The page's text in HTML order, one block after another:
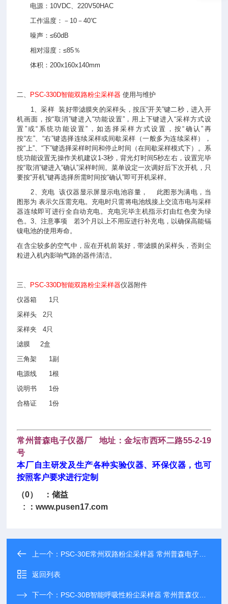
电源：10VDC、220V50HAC
工作温度：－10－40℃
噪声：≤60dB
相对湿度：≤85％
体积：200x160x140mm
二、 PSC-330D智能双路粉尘采样器使用与维护
1、采样 装好带滤膜夹的采样头，按压“开关”键二秒，进入开
机画面，按“取消”键进入“功能设置”，用上下键进入“采样方式设
置”或“系统功能设置”，如选择采样方式设置，按“确认”再
按“左”、“右”键选择连续采样或间歇采样（一般多为连续采样），
按“上”、“下”键选择采样时间和停止时间（在间歇采样模式下）。系
统功能设置无操作关机建议1-3秒，背光灯时间5秒左右，设置完毕
按“取消”键进入“确认”采样时间。菜单设定一次调好后下次开机，只
要按“开机”键再选择所需时间按“确认”即可开机采样。
2、充电 该仪器显示屏显示电池容量， 此图形为满电，当
图形为 表示欠压需充电。充电时只需将电池线接上交流市电与采样
器连续即可进行全自动充电。充电完毕主机指示灯由红色变为绿
色。3、注意事项 若3个月以上不用应进行补充电，以确保高能镉
镍电池的使用寿命。
在含尘较多的空气中，应在开机前装好，带滤膜的采样头，否则尘
粒进入机内影响气路的器件清洁。
三、 PSC-330D智能双路粉尘采样器仪器附件
仪器箱 1只
采样头 2只
采样夹 4只
滤膜 2盒
三角架 1副
电源线 1根
说明书 1份
合格证 1份
常州普森电子仪器厂 地址：金坛市西环二路55-2-19
号
本厂自主研发及生产各种实验仪器、环保仪器，也可
按照客户要求进行定制
（0） ：储益
: ：www.pusen17.com
上一个： PSC-30E常州双路粉尘采样器 常州普森电子仪器厂
返回列表
下一个： PSC-30B智能呼吸性粉尘采样器 常州普森仪器供应